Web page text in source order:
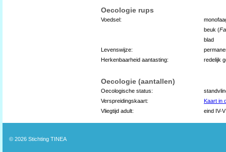
Oecologie rups
Voedsel:
beuk (
blad
Levenswijze:
Herkenbaarheid aantasting:
redelijk
Oecologie (aantallen)
Oecologische status:
Verspreidingskaart:
Kaart in
Vliegtijd adult:
eind IV-
© 2026 Stichting TINEA